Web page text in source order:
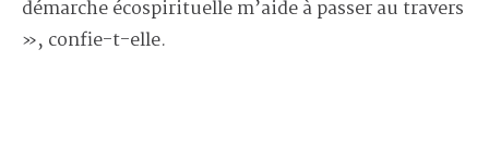
démarche écospirituelle m’aide à passer au travers
», confie-t-elle.